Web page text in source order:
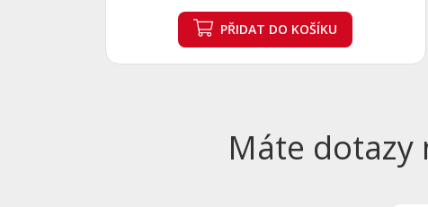
PŘIDAT DO KOŠÍKU
Máte